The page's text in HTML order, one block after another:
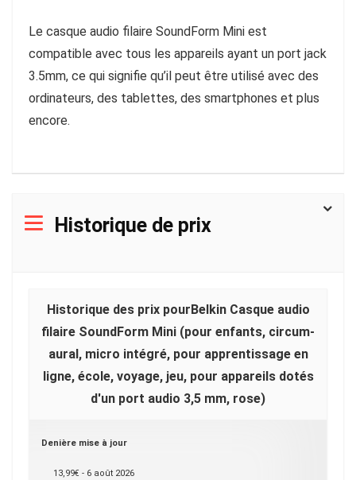
Le casque audio filaire SoundForm Mini est
compatible avec tous les appareils ayant un port jack
3.5mm, ce qui signifie qu’il peut être utilisé avec des
ordinateurs, des tablettes, des smartphones et plus
encore.
Historique de prix
Historique des prix pourBelkin Casque audio
filaire SoundForm Mini (pour enfants, circum-
aural, micro intégré, pour apprentissage en
ligne, école, voyage, jeu, pour appareils dotés
d'un port audio 3,5 mm, rose)
Denière mise à jour
13,99€ - 6 août 2026